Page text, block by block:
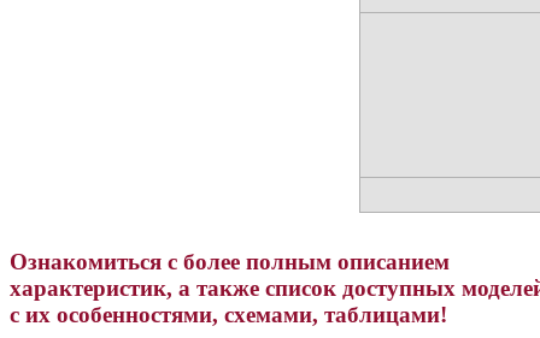
Ознакомиться с более полным описанием
характеристик, а также список доступных
с их особенностями, схемами, таблицами!